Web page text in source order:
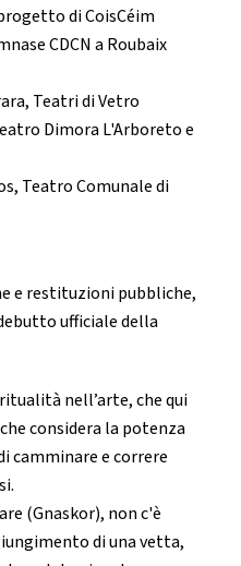
di CoisCéim
CDCN a Roubaix
Teatri di Vetro
Dimora L'Arboreto e
Teatro Comunale di
e restituzioni pubbliche,
ufficiale della
nell’arte, che qui
considera la potenza
camminare e correre
(Gnaskor), non c'è
di una vetta,